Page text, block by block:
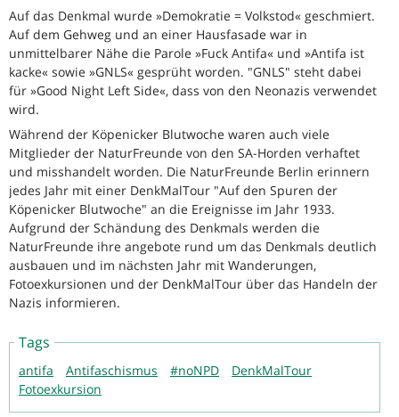
Auf das Denkmal wurde »Demokratie = Volkstod« geschmiert.
Auf dem Gehweg und an einer Hausfasade war in
unmittelbarer Nähe die Parole »Fuck Antifa« und »Antifa ist
kacke« sowie »GNLS« gesprüht worden. "GNLS" steht dabei
für »Good Night Left Side«, dass von den Neonazis verwendet
wird.
Während der Köpenicker Blutwoche waren auch viele
Mitglieder der NaturFreunde von den SA-Horden verhaftet
und misshandelt worden. Die NaturFreunde Berlin erinnern
jedes Jahr mit einer DenkMalTour "Auf den Spuren der
Köpenicker Blutwoche" an die Ereignisse im Jahr 1933.
Aufgrund der Schändung des Denkmals werden die
NaturFreunde ihre angebote rund um das Denkmals deutlich
ausbauen und im nächsten Jahr mit Wanderungen,
Fotoexkursionen und der DenkMalTour über das Handeln der
Nazis informieren.
Tags
antifa Antifaschismus #noNPD
DenkMalTour
Fotoexkursion